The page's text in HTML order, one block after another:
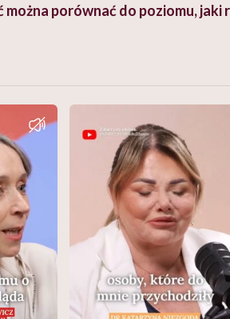
można porównać do poziomu,